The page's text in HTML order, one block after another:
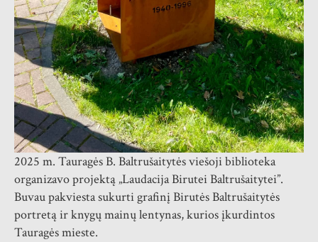
2025 m. Tauragės B. Baltrušaitytės viešoji biblioteka
organizavo projektą „Laudacija Birutei Baltrušaitytei”.
Buvau pakviesta sukurti grafinį Birutės Baltrušaitytės
portretą ir knygų mainų lentynas, kurios įkurdintos
Tauragės mieste.